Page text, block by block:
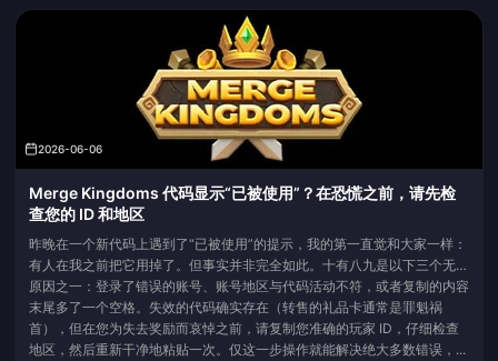
2026-06-06
Merge Kingdoms 代码显示“已被使用”？在恐慌之前，请先检
查您的 ID 和地区
昨晚在一个新代码上遇到了“已被使用”的提示，我的第一直觉和大家一样：
有人在我之前把它用掉了。但事实并非完全如此。十有八九是以下三个无聊
原因之一：登录了错误的账号、账号地区与代码活动不符，或者复制的内容
末尾多了一个空格。失效的代码确实存在（转售的礼品卡通常是罪魁祸
首），但在您为失去奖励而哀悼之前，请复制您准确的玩家 ID，仔细检查
地区，然后重新干净地粘贴一次。仅这一步操作就能解决绝大多数错误，...